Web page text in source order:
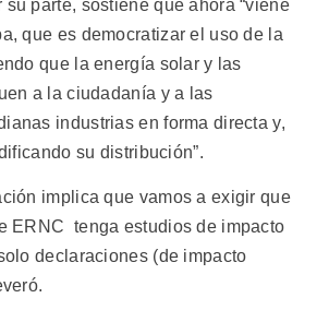
su parte, sostiene que ahora “viene
que es democratizar el uso de la
que la energía solar y las
a la ciudadanía y a las
industrias en forma directa y,
su distribución”.
implica que vamos a exigir que
ERNC tenga estudios de impacto
declaraciones (de impacto